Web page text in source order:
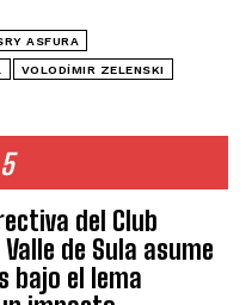
del Club
de Sula asume
bajo el lema
ASFURA
VOLODÍMIR ZELENSKI